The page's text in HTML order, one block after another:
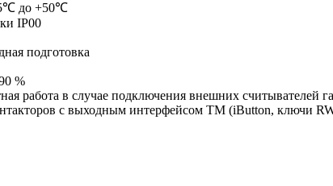
до +50℃
IP00
подготовка
%
работа в случае подключения внешних
с выходным интерфейсом TM (iButton, ключи